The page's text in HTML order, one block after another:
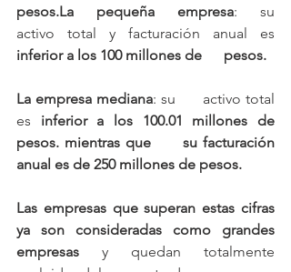
pesos.La pequeña empresa: su
inferior a los 100 millones de      pesos.
La empresa mediana: su      activo total
es inferior a los 100.01 millones de
pesos. mientras que      su facturación
anual es de 250 millones de pesos.
Las empresas que superan estas cifras
ya son consideradas como grandes
empresas y quedan totalmente